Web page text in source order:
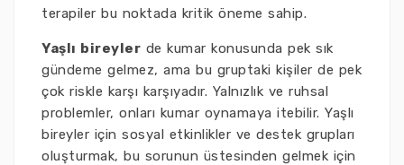
terapiler bu noktada kritik öneme sahip.
Yaşlı bireyler de kumar konusunda pek sık
gündeme gelmez, ama bu gruptaki kişiler de pek
çok riskle karşı karşıyadır. Yalnızlık ve ruhsal
problemler, onları kumar oynamaya itebilir. Yaşlı
bireyler için sosyal etkinlikler ve destek grupları
oluşturmak, bu sorunun üstesinden gelmek için